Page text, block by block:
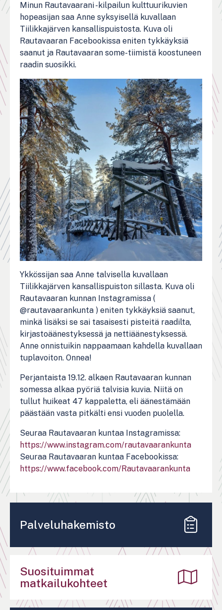
Minun Rautavaarani -kilpailun kulttuurikuvien
hopeasijan saa Anne syksyisellä kuvallaan
Tiilikkajärven kansallispuistosta. Kuva oli
Rautavaaran Facebookissa eniten tykkäyksiä
saanut ja Rautavaaran some-tiimistä koostuneen
raadin suosikki.
Ykkössijan saa Anne talvisella kuvallaan
Tiilikkajärven kansallispuiston sillasta. Kuva oli
Rautavaaran kunnan Instagramissa (
@rautavaarankunta ) eniten tykkäyksiä saanut,
minkä lisäksi se sai tasaisesti pisteitä raadilta,
kirjastoäänestyksessä ja nettiäänestyksessä.
Anne onnistuikin nappaamaan kahdella kuvallaan
tuplavoiton. Onnea!
Perjantaista 19.12. alkaen Rautavaaran kunnan
somessa alkaa pyöriä talvisia kuvia. Niitä on
tullut huikeat 47 kappaletta, eli äänestämään
päästään vasta pitkälti ensi vuoden puolella.
Seuraa Rautavaaran kuntaa Instagramissa:
https://www.instagram.com/rautavaarankunta
Seuraa Rautavaaran kuntaa Facebookissa:
https://www.facebook.com/Rautavaarankunta
Palveluhakemisto
Suosituimmat
matkailukohteet